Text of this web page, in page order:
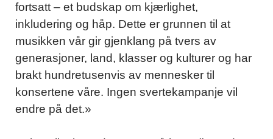
fortsatt – et budskap om kjærlighet,
inkludering og håp. Dette er grunnen til at
musikken vår gir gjenklang på tvers av
generasjoner, land, klasser og kulturer og har
brakt hundretusenvis av mennesker til
konsertene våre. Ingen svertekampanje vil
endre på det.»